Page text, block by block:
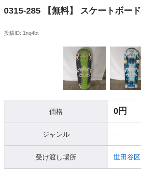
0315-285 【無料】 スケートボード
投稿ID: 1nq4bt
価格 0円
ジャンル -
受け渡し場所 世田谷区